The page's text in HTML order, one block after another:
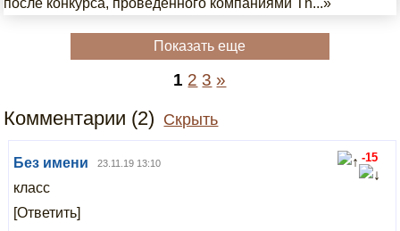
после конкурса, проведенного компаниями Th...»
Показать еще
1 2 3 »
Комментарии (2) Скрыть
Без имени 23.11.19 13:10
класс
[Ответить]
-15